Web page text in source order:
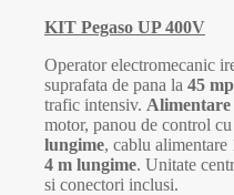
KIT Pegaso UP 400V
Operator electromecanic
suprafata de pana la 45 mp
trafic intensiv.
motor, panou de control
lungime, cablu alimentare
4 m lungime. Unitate
si conectori inclusi.